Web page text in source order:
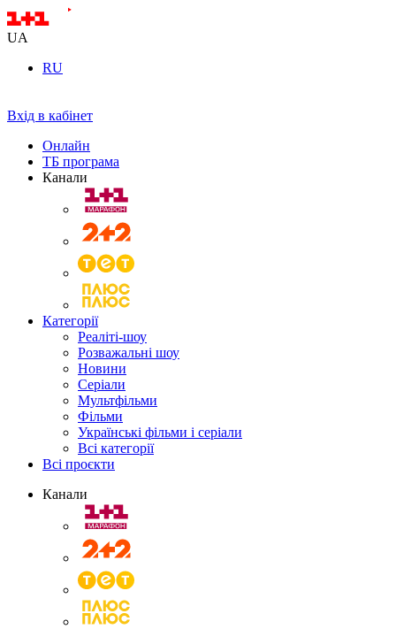
UA
RU
Вхід в кабінет
Онлайн
ТБ програма
Канали
Категорії
Реаліті-шоу
Розважальні шоу
Новини
Серіали
Мультфільми
Фільми
Українські фільми і серіали
Всі категорії
Всі проєкти
Канали